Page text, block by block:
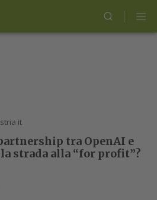
it
tra OpenAI e
strada alla “for profit”?